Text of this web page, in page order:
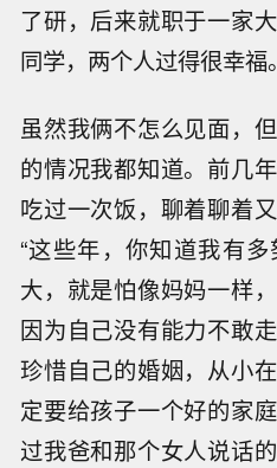
了研，后来就职于一家
同学，两个人过得很幸福。
虽然我俩不怎么见面，
的情况我都知道。前几
吃过一次饭，聊着聊着
“这些年，你知道我有
大，就是怕像妈妈一样
因为自己没有能力不敢
珍惜自己的婚姻，从小
定要给孩子一个好的家
过我爸和那个女人说话